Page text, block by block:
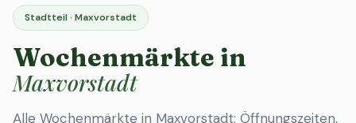
Stadtteil · Maxvorstadt
Wochenmärkte in
Maxvorstadt
Alle Wochenmärkte in Maxvorstadt: Öffnungszeiten,